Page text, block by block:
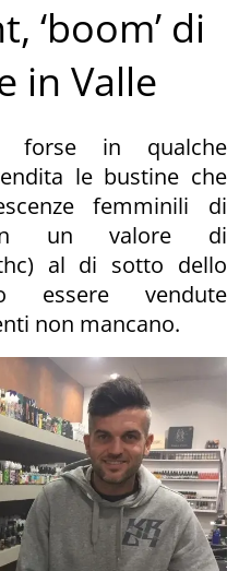
‘boom’ di
in Valle
forse in qualche
le bustine che
femminili di
un valore di
al di sotto dello
essere vendute
non mancano.